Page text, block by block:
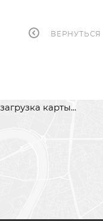
ВЕРНУТЬСЯ
загрузка карты...